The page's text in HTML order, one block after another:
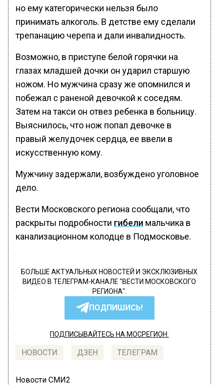
но ему категорически нельзя было
принимать алкоголь. В детстве ему сделали
трепанацию черепа и дали инвалидность.
Возможно, в приступе белой горячки на
глазах младшей дочки он ударил старшую
ножом. Но мужчина сразу же опомнился и
побежал с раненой девочкой к соседям.
Затем на такси он отвез ребенка в больницу.
Выяснилось, что нож попал девочке в
правый желудочек сердца, ее ввели в
искусственную кому.
Мужчину задержали, возбуждено уголовное
дело.
Вести Московского региона сообщали, что
раскрыты подробности гибели мальчика в
канализационном колодце в Подмосковье.
БОЛЬШЕ АКТУАЛЬНЫХ НОВОСТЕЙ И ЭКСКЛЮЗИВНЫХ
ВИДЕО В ТЕЛЕГРАМ-КАНАЛЕ "ВЕСТИ МОСКОВСКОГО
РЕГИОНА".
ПОДПИШИСЬ!
ПОДПИСЫВАЙТЕСЬ НА МОСРЕГИОН:
НОВОСТИ ДЗЕН ТЕЛЕГРАМ
Новости СМИ2